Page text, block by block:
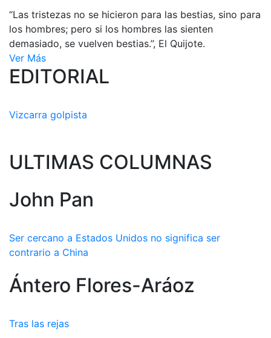
“Las tristezas no se hicieron para las bestias, sino para
los hombres; pero si los hombres las sienten
demasiado, se vuelven bestias.”, El Quijote.
Ver Más
EDITORIAL
Vizcarra golpista
ULTIMAS COLUMNAS
John Pan
Ser cercano a Estados Unidos no significa ser
contrario a China
Ántero Flores-Aráoz
Tras las rejas